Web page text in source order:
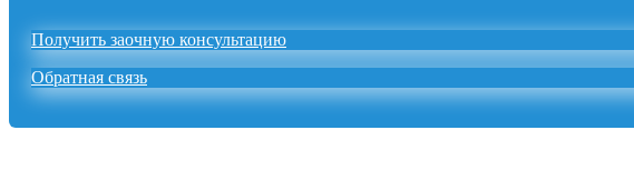
Получить заочную консультацию
Обратная связь